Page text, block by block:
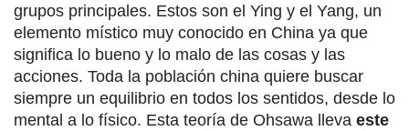
grupos principales. Estos son el Ying y el Yang, un
elemento místico muy conocido en China ya que
significa lo bueno y lo malo de las cosas y las
acciones. Toda la población china quiere buscar
siempre un equilibrio en todos los sentidos, desde lo
mental a lo físico. Esta teoría de Ohsawa lleva este